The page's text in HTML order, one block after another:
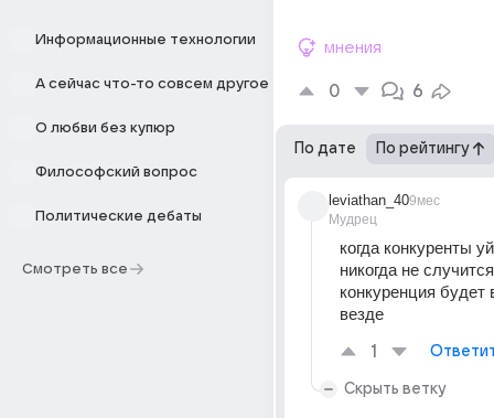
Информационные технологии
А сейчас что-то совсем другое
О любви без купюр
Философский вопрос
Политические дебаты
Смотреть все
мнения
0 6
По дате По рейтингу
leviathan_40
Мудрец
9мес
когда конкуренты
никогда не
конкуренция будет
везде
1
Скрыть ветку